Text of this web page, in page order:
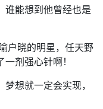
谁能想到他曾经也是
户晓的明星，任天野
剂强心针啊！
想就一定会实现，